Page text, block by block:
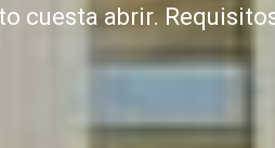
cuesta abrir.